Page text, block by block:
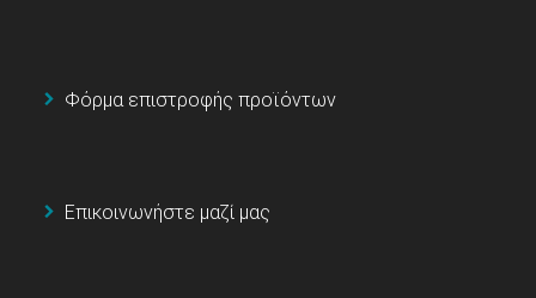
Φόρμα επιστροφής προϊόντων
Επικοινωνήστε μαζί μας